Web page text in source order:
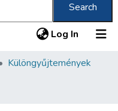
Search
Log In (current)
Különgyűjtemények